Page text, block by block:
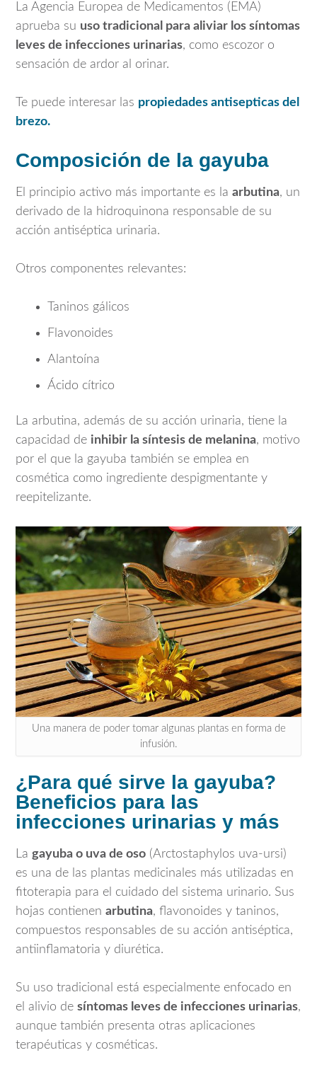
La Agencia Europea de Medicamentos (EMA)
aprueba su uso tradicional para aliviar los síntomas
leves de infecciones urinarias, como escozor o
sensación de ardor al orinar.
Te puede interesar las propiedades antisepticas del
brezo.
Composición de la gayuba
El principio activo más importante es la arbutina, un
derivado de la hidroquinona responsable de su
acción antiséptica urinaria.
Otros componentes relevantes:
Taninos gálicos
Flavonoides
Alantoína
Ácido cítrico
La arbutina, además de su acción urinaria, tiene la
capacidad de inhibir la síntesis de melanina, motivo
por el que la gayuba también se emplea en
cosmética como ingrediente despigmentante y
reepitelizante.
Una manera de poder tomar algunas plantas en forma de
infusión.
¿Para qué sirve la gayuba?
Beneficios para las
infecciones urinarias y más
La gayuba o uva de oso (Arctostaphylos uva-ursi)
es una de las plantas medicinales más utilizadas en
fitoterapia para el cuidado del sistema urinario. Sus
hojas contienen arbutina, flavonoides y taninos,
compuestos responsables de su acción antiséptica,
antiinflamatoria y diurética.
Su uso tradicional está especialmente enfocado en
el alivio de síntomas leves de infecciones urinarias,
aunque también presenta otras aplicaciones
terapéuticas y cosméticas.